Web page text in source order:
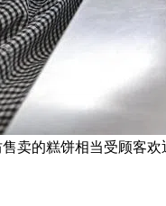
卖的糕饼相当受顾客